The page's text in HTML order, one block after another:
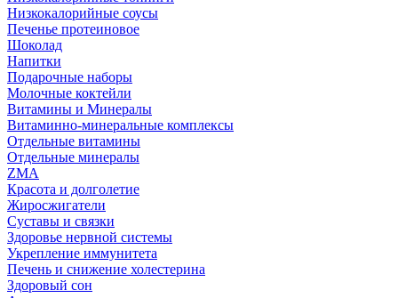
Низкокалорийные соусы
Печенье протеиновое
Шоколад
Напитки
Подарочные наборы
Молочные коктейли
Витамины и Минералы
Витаминно-минеральные комплексы
Отдельные витамины
Отдельные минералы
ZMA
Красота и долголетие
Жиросжигатели
Суставы и связки
Здоровье нервной системы
Укрепление иммунитета
Печень и снижение холестерина
Здоровый сон